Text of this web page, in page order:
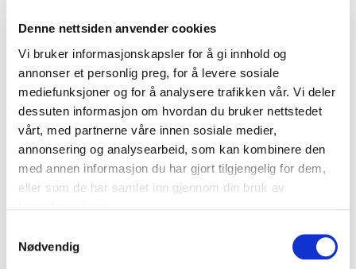
Denne nettsiden anvender cookies
Vi bruker informasjonskapsler for å gi innhold og
annonser et personlig preg, for å levere sosiale
mediefunksjoner og for å analysere trafikken vår. Vi deler
dessuten informasjon om hvordan du bruker nettstedet
vårt, med partnerne våre innen sosiale medier,
annonsering og analysearbeid, som kan kombinere den
med annen informasjon du har gjort tilgjengelig for dem,
eller som de har samlet inn gjennom din bruk av
Nødvendig
Invitasjon til dialogkonferanse
Ønsket bassengtyper
Presentasjon av prosjektet